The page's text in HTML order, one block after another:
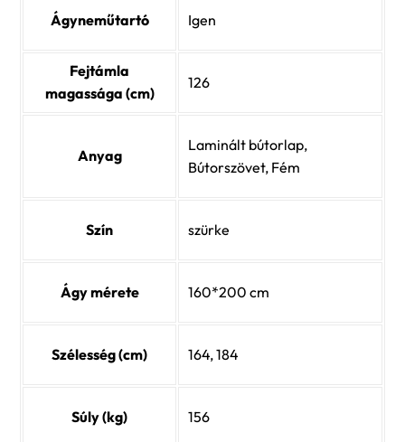
Ágyneműtartó Igen
Fejtámla
magassága (cm)
126
Anyag
Laminált bútorlap,
Bútorszövet, Fém
Szín szürke
Ágy mérete 160*200 cm
Szélesség (cm) 164, 184
Súly (kg) 156